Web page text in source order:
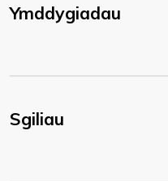
Ymddygiadau
Sgiliau